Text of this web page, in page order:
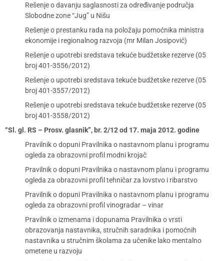
Rešenje o davanju saglasnosti za određivanje područja
Slobodne zone “Jug” u Nišu
Rešenje o prestanku rada na položaju pomoćnika ministra
ekonomije i regionalnog razvoja (mr Milan Josipović)
Rešenje o upotrebi sredstava tekuće budžetske rezerve (05
broj 401-3556/2012)
Rešenje o upotrebi sredstava tekuće budžetske rezerve (05
broj 401-3557/2012)
Rešenje o upotrebi sredstava tekuće budžetske rezerve (05
broj 401-3558/2012)
“Sl. gl. RS – Prosv. glasnik”, br. 2/12 od 17. maja 2012. godine
Pravilnik o dopuni Pravilnika o nastavnom planu i programu
ogleda za obrazovni profil modni krojač
Pravilnik o dopuni Pravilnika o nastavnom planu i programu
ogleda za obrazovni profil tehničar za lovstvo i ribarstvo
Pravilnik o dopuni Pravilnika o nastavnom planu i programu
ogleda za obrazovni profil vinogradar – vinar
Pravilnik o izmenama i dopunama Pravilnika o vrsti
obrazovanja nastavnika, stručnih saradnika i pomoćnih
nastavnika u stručnim školama za učenike lako mentalno
ometene u razvoju